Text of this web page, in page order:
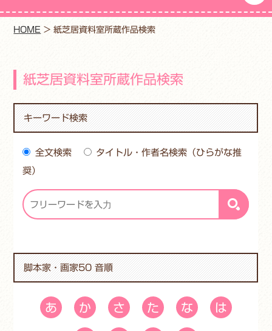
HOME >紙芝居資料室所蔵作品検索
紙芝居資料室所蔵作品検索
キーワード検索
全文検索
タイトル・作者名検索（ひらがな推
奨）
脚本家・画家50 音順
あ か さ た な は